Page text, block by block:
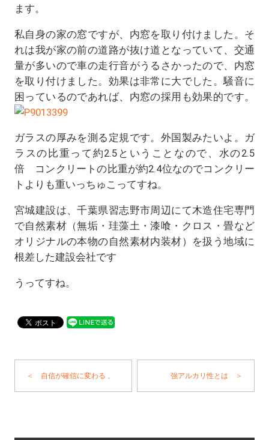
ます。
私自身の家の窓ですが、内窓を取り付けました。そ
れは我が家の前の道路が抜け道となっていて、交通
量が多いので車の走行音がうるさかったので、内窓
を取り付けました。効果は非常に大でした。騒音に
困っているのであれば、内窓の採用も効果的です。
ガラスの厚みを測る定規です。外国製みたいよ。ガ
ラスの比重って約2.5ということなので、水の2.5
倍 コンクリートの比重が約2.4位なのでコンクリー
トよりも重いっちゅこってすね。
宮城建設は、千葉県習志野市周辺にて木造住宅専門
で自然素材（無垢・珪藻土・漆喰・クロス・畳など
オリジナルの本物の自然素材内装材）を扱う地域に
根差した建設会社です
うってすね。
＜ 自信が確信に変わる 。 強アルカリ性とは ＞